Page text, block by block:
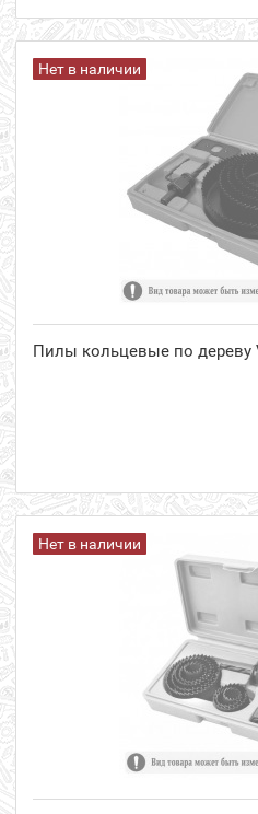
Нет в наличии
Пилы кольцевые по дереву
Нет в наличии